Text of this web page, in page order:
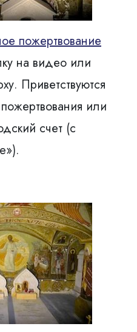
пожертвование
на видео или
Приветствуются
или
счет (с